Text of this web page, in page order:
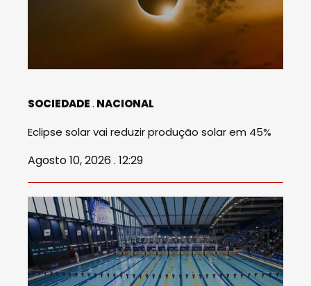
SOCIEDADE NACIONAL
Eclipse solar vai reduzir produção solar em 45%
Agosto 10, 2026 . 12:29